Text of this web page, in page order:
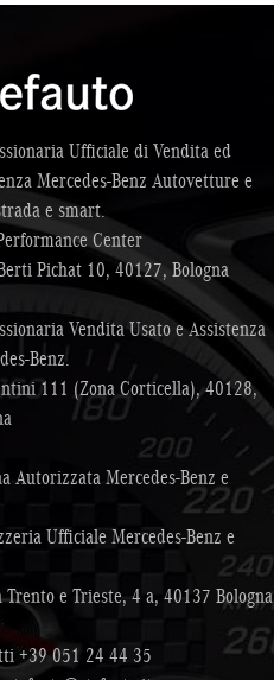
Ufficiale di Vendita ed
Mercedes-Benz Autovetture e
e smart.
Center
Pichat 10, 40127, Bologna
Vendita Usato e Assistenza
Benz.
111 (Zona Corticella), 40128,
Autorizzata Mercedes-Benz e
Ufficiale Mercedes-Benz e
Trento e Trieste, 4 a, 40137 Bologna
+39 051 24 44 35